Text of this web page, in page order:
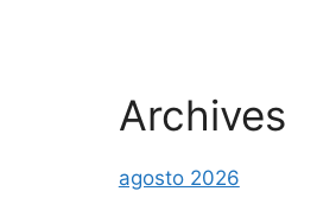
Archives
agosto 2026